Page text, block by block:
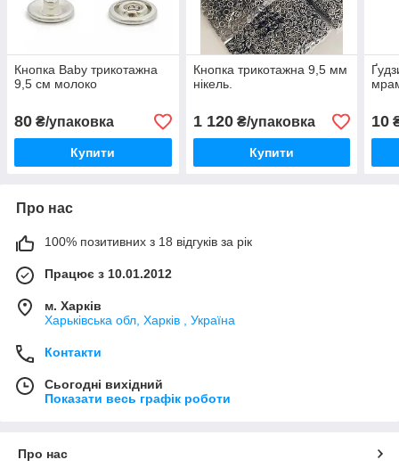
Кнопка Baby трикотажна
9,5 см молоко
80 ₴/упаковка
Купити
Кнопка трикотажна 9,5 мм
нікель.
1 120₴/упаковка
Купити
10
Про нас
100% позитивних з 18 відгуків за рік
Працює з 10.01.2012
м. Харків
Харьківська обл, Харків , Україна
Контакти
Сьогодні вихідний
Показати весь графік роботи
Про нас